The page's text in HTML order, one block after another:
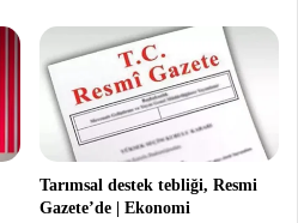
Tarımsal destek tebliği, Resmi
Gazete’de | Ekonomi